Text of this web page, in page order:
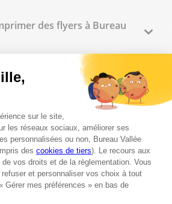
des flyers à Bureau
sont disponibles en
des tampons
place ?
de bureau trouve-t-on en